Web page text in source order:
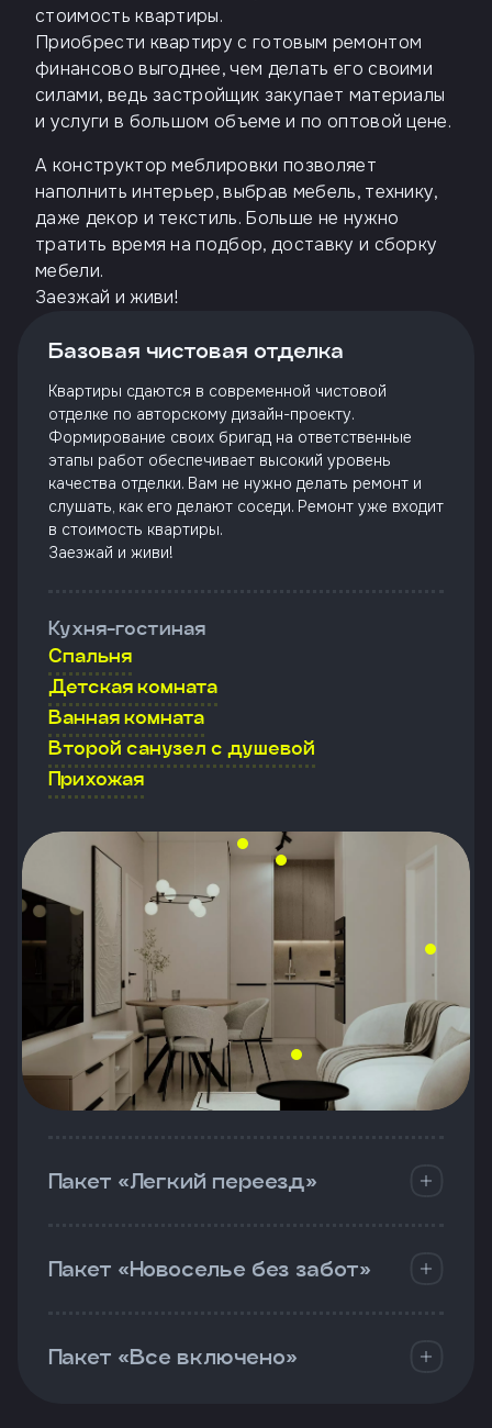
стоимость квартиры.
Приобрести квартиру с готовым ремонтом
финансово выгоднее, чем делать его своими
силами, ведь застройщик закупает материалы
и услуги в большом объеме и по оптовой цене.
А конструктор меблировки позволяет
наполнить интерьер, выбрав мебель, технику,
даже декор и текстиль. Больше не нужно
тратить время на подбор, доставку и сборку
мебели.
Заезжай и живи!
Базовая чистовая отделка
Квартиры сдаются в современной чистовой
отделке по авторскому дизайн-проекту.
Формирование своих бригад на ответственные
этапы работ обеспечивает высокий уровень
качества отделки. Вам не нужно делать ремонт и
слушать, как его делают соседи. Ремонт уже входит
в стоимость квартиры.
Заезжай и живи!
Кухня-гостиная
Спальня
Детская комната
Ванная комната
Второй санузел с душевой
Прихожая
Пакет «Легкий переезд»
Пакет «Новоселье без забот»
Пакет «Все включено»